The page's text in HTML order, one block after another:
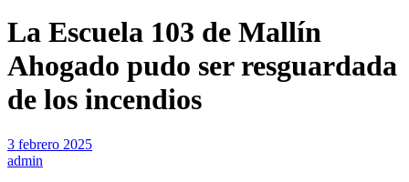
La Escuela 103 de Mallín
Ahogado pudo ser resguardada
de los incendios
3 febrero 2025
admin